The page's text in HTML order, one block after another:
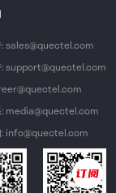
sales@quectel.com
support@quectel.com
media@quectel.com
info@quectel.com